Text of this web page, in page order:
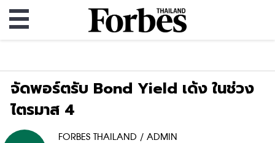
จัดพอร์ตรับ Bond Yield เด้ง ในช่วง
ไตรมาส 4
FORBES THAILAND / ADMIN